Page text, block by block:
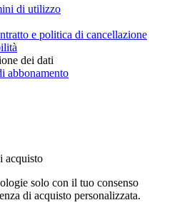
di utilizzo
e politica di cancellazione
dei dati
abbonamento
acquisto
solo con il tuo consenso
di acquisto personalizzata.